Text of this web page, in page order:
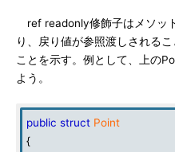
ref readonly修飾子はメソッ
り、戻り値が参照渡しされる
ことを示す。例として、上の
よう。
public struct Point
{